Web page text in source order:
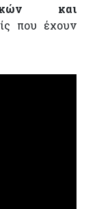
και
που έχουν